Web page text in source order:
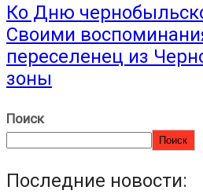
Ко Дню
Своими
переселенец из
зоны
Поиск
Поиск
Последние новости: